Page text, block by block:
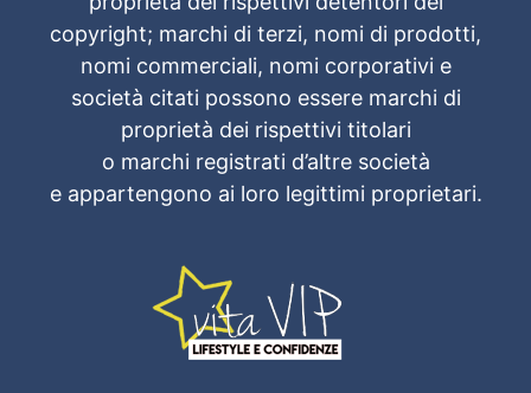
copyright; marchi di terzi, nomi di prodotti,
nomi commerciali, nomi corporativi e
società citati possono essere marchi di
proprietà dei rispettivi titolari
o marchi registrati d’altre società
e appartengono ai loro legittimi proprietari.